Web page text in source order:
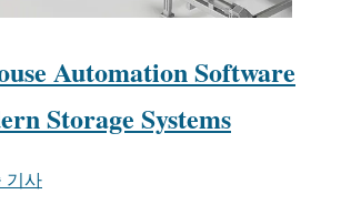
Automation Software
Storage Systems
기사